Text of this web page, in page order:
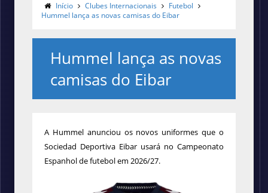
Início Clubes Internacionais
Futebol
Hummel lança as novas camisas do Eibar
Hummel lança as novas
camisas do Eibar
A Hummel anunciou os novos uniformes que o
Sociedad Deportiva Eibar usará no Campeonato
Espanhol de futebol em 2026/27.